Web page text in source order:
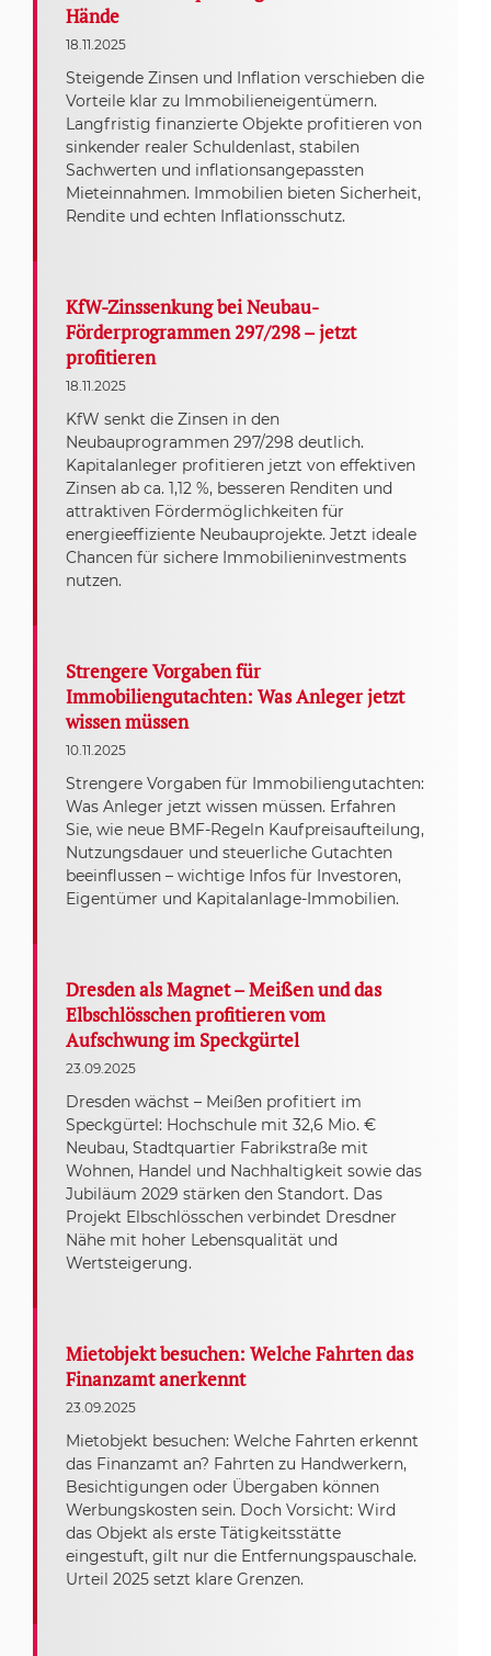
Hände
18.11.2025
Steigende Zinsen und Inflation verschieben die
Vorteile klar zu Immobilieneigentümern.
Langfristig finanzierte Objekte profitieren von
sinkender realer Schuldenlast, stabilen
Sachwerten und inflationsangepassten
Mieteinnahmen. Immobilien bieten Sicherheit,
Rendite und echten Inflationsschutz.
KfW-Zinssenkung bei Neubau-
Förderprogrammen 297/298 – jetzt
profitieren
18.11.2025
KfW senkt die Zinsen in den
Neubauprogrammen 297/298 deutlich.
Kapitalanleger profitieren jetzt von effektiven
Zinsen ab ca. 1,12 %, besseren Renditen und
attraktiven Fördermöglichkeiten für
energieeffiziente Neubauprojekte. Jetzt ideale
Chancen für sichere Immobilieninvestments
nutzen.
Strengere Vorgaben für
Immobiliengutachten: Was Anleger jetzt
wissen müssen
10.11.2025
Strengere Vorgaben für Immobiliengutachten:
Was Anleger jetzt wissen müssen. Erfahren
Sie, wie neue BMF-Regeln Kaufpreisaufteilung,
Nutzungsdauer und steuerliche Gutachten
beeinflussen – wichtige Infos für Investoren,
Eigentümer und Kapitalanlage-Immobilien.
Dresden als Magnet – Meißen und das
Elbschlösschen profitieren vom
Aufschwung im Speckgürtel
23.09.2025
Dresden wächst – Meißen profitiert im
Speckgürtel: Hochschule mit 32,6 Mio. €
Neubau, Stadtquartier Fabrikstraße mit
Wohnen, Handel und Nachhaltigkeit sowie das
Jubiläum 2029 stärken den Standort. Das
Projekt Elbschlösschen verbindet Dresdner
Nähe mit hoher Lebensqualität und
Wertsteigerung.
Mietobjekt besuchen: Welche Fahrten das
Finanzamt anerkennt
23.09.2025
Mietobjekt besuchen: Welche Fahrten erkennt
das Finanzamt an? Fahrten zu Handwerkern,
Besichtigungen oder Übergaben können
Werbungskosten sein. Doch Vorsicht: Wird
das Objekt als erste Tätigkeitsstätte
eingestuft, gilt nur die Entfernungspauschale.
Urteil 2025 setzt klare Grenzen.